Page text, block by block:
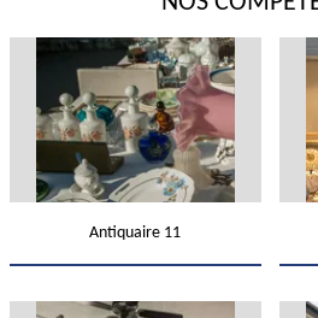
Antiquaire 11